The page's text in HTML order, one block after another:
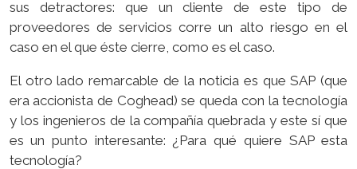
sus detractores: que un cliente de este tipo de
proveedores de servicios corre un alto riesgo en el
caso en el que éste cierre, como es el caso.
El otro lado remarcable de la noticia es que SAP (que
era accionista de Coghead) se queda con la tecnología
y los ingenieros de la compañía quebrada y este sí que
es un punto interesante: ¿Para qué quiere SAP esta
tecnología?